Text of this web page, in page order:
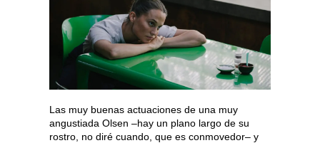
Las muy buenas actuaciones de una muy
angustiada Olsen –hay un plano largo de su
rostro, no diré cuando, que es conmovedor– y